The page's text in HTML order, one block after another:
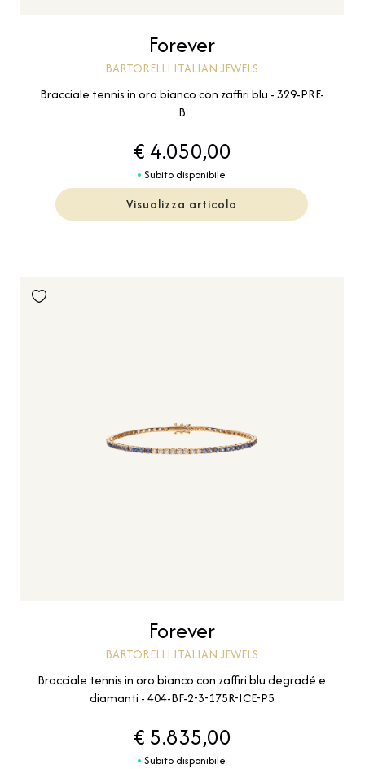
Forever
BARTORELLI ITALIAN JEWELS
Bracciale tennis in oro bianco con zaffiri blu - 329-PRE-
B
€ 4.050,00
Subito disponibile
Visualizza articolo
Forever
BARTORELLI ITALIAN JEWELS
Bracciale tennis in oro bianco con zaffiri blu degradé e
diamanti - 404-BF-2-3-175R-ICE-P5
€ 5.835,00
Subito disponibile